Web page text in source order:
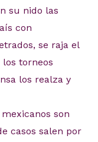
su nido las
con
se raja el
torneos
los realza y
son
casos salen por